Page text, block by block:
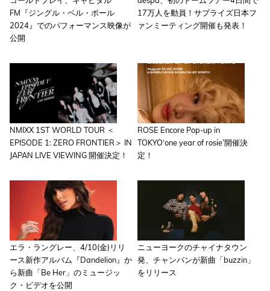
FM『ジングル・ベル・ボール
2024』でのパフォーマンス映像が
公開
17万人を動員！サプライズ日本フ
ァンミーティング開催も発表！
NMIXX 1ST WORLD TOUR ＜
EPISODE 1: ZERO FRONTIER＞ IN
JAPAN LIVE VIEWING 開催決定！
ROSE Encore Pop-up in
TOKYO‘one year of rosie’開催決
定！
エラ・ラングレー、4/10(金)リリ
ース新作アルバム『Dandelion』か
ら新曲「Be Her」のミュージッ
ク・ビデオを公開
ニューヨークのチャイナタウン
発、チャンパンが新曲「buzzin」
をリリース